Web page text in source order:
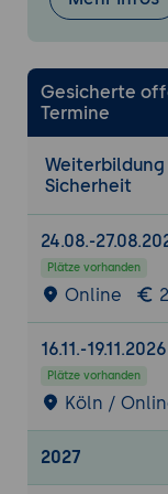
NIST,
TLS in
Ziel:
Praktische
Ziel:
gelernten
Gesicherte
Termine
Weiterbildung
Sicherheit
24.08.-
Plätze vorhanden
Online
16.11.-19.11.2026
Plätze vorhanden
Köln /
2027